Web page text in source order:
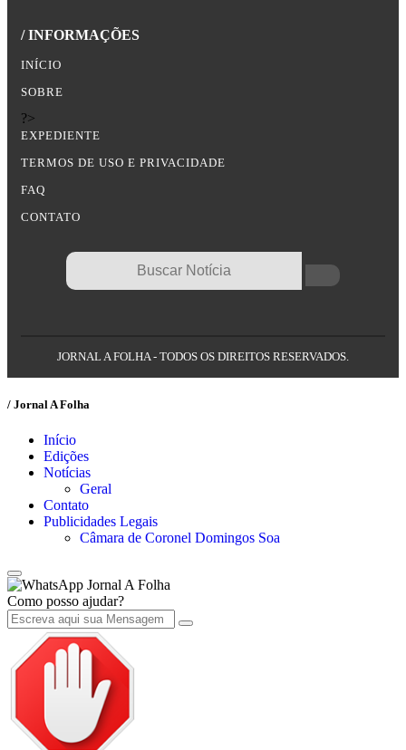
/ INFORMAÇÕES
INÍCIO
SOBRE
?>
EXPEDIENTE
TERMOS DE USO E PRIVACIDADE
FAQ
CONTATO
JORNAL A FOLHA - TODOS OS DIREITOS RESERVADOS.
/ Jornal A Folha
Início
Edições
Notícias
Geral
Contato
Publicidades Legais
Câmara de Coronel Domingos Soa
Jornal A Folha
Como posso ajudar?